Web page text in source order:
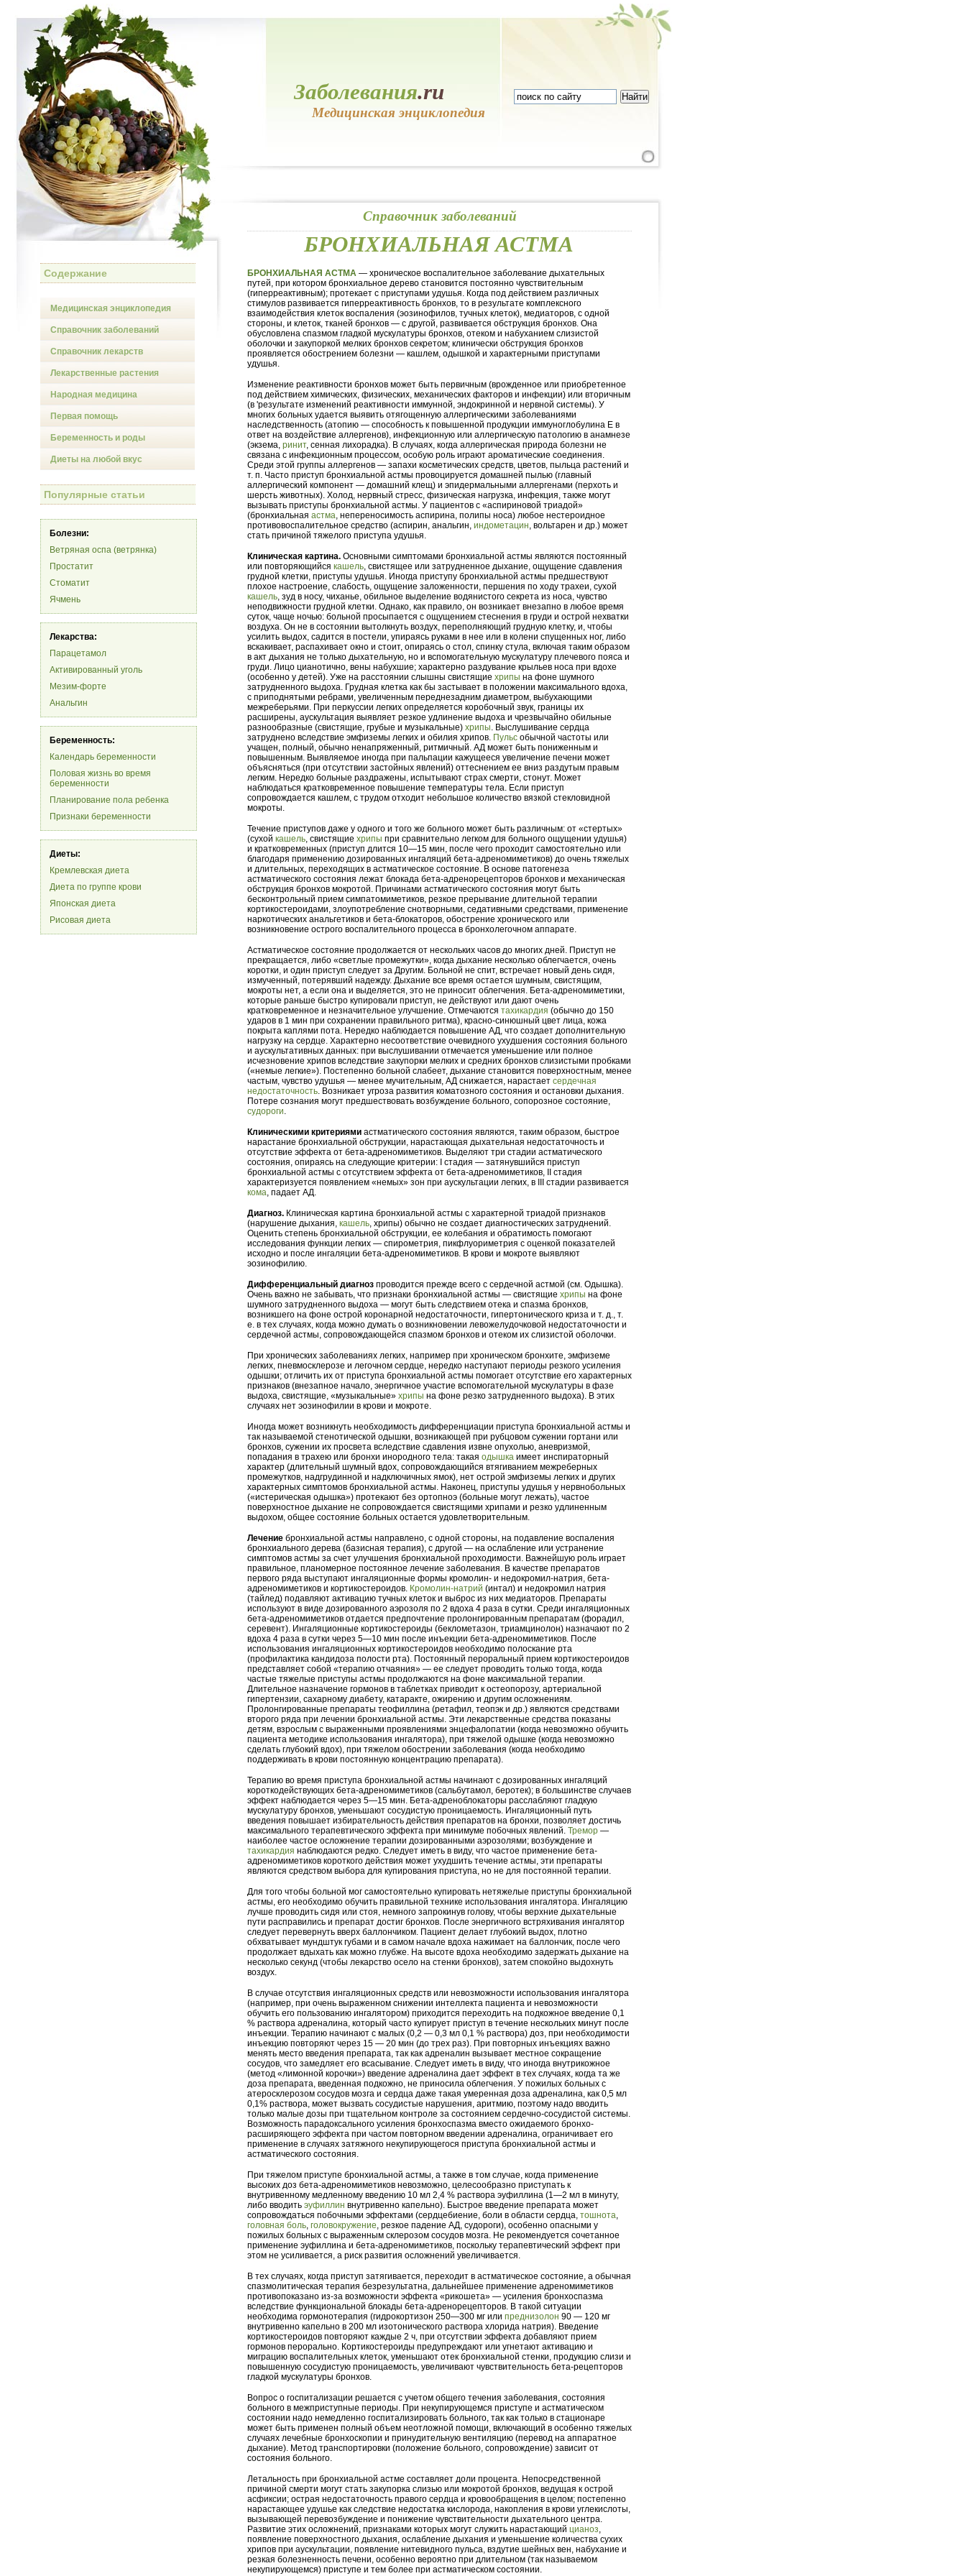
Заболевания.ru
Медицинская энциклопедия
Содержание
Медицинская энциклопедия
Справочник заболеваний
Справочник лекарств
Лекарственные растения
Народная медицина
Первая помощь
Беременность и роды
Диеты на любой вкус
Популярные статьи
Болезни:
Ветряная оспа (ветрянка)
Простатит
Стоматит
Ячмень
Лекарства:
Парацетамол
Активированный уголь
Мезим-форте
Анальгин
Беременность:
Календарь беременности
Половая жизнь во время
беременности
Планирование пола ребенка
Признаки беременности
Диеты:
Кремлевская диета
Диета по группе крови
Японская диета
Рисовая диета
Справочник заболеваний
БРОНХИАЛЬНАЯ АСТМА
БРОНХИАЛЬНАЯ АСТМА — хроническое воспалительное заболевание дыхательных
путей, при котором бронхиальное дерево становится постоянно чувствительным
(гиперреактивным); протекает с приступами удушья. Когда под действием различных
стимулов развивается гиперреактивность бронхов, то в результате комплексного
взаимодействия клеток воспаления (эозинофилов, тучных клеток), медиаторов, с одной
стороны, и клеток, тканей бронхов — с другой, развивается обструкция бронхов. Она
обусловлена спазмом гладкой мускулатуры бронхов, отеком и набуханием слизистой
оболочки и закупоркой мелких бронхов секретом; клинически обструкция бронхов
проявляется обострением болезни — кашлем, одышкой и характерными приступами
удушья.
Изменение реактивности бронхов может быть первичным (врожденное или приобретенное
под действием химических, физических, механических факторов и инфекции) или вторичным
(в 'результате изменений реактивности иммунной, эндокринной и нервной системы). У
многих больных удается выявить отягощенную аллергическими заболеваниями
наследственность (атопию — способность к повышенной продукции иммуноглобулина Е в
ответ на воздействие аллергенов), инфекционную или аллергическую патологию в анамнезе
(экзема, ринит, сенная лихорадка). В случаях, когда аллергическая природа болезни не
связана с инфекционным процессом, особую роль играют ароматические соединения.
Среди этой группы аллергенов — запахи косметических средств, цветов, пыльца растений и
т. п. Часто приступ бронхиальной астмы провоцируется домашней пылью (главный
аллергический компонент — домашний клещ) и эпидермальными аллергенами (перхоть и
шерсть животных). Холод, нервный стресс, физическая нагрузка, инфекция, также могут
вызывать приступы бронхиальной астмы. У пациентов с «аспириновой триадой»
(бронхиальная астма, непереносимость аспирина, полипы носа) любое нестероидное
противовоспалительное средство (аспирин, анальгин, индометацин, вольтарен и др.) может
стать причиной тяжелого приступа удушья.
Клиническая картина. Основными симптомами бронхиальной астмы являются постоянный
или повторяющийся кашель, свистящее или затрудненное дыхание, ощущение сдавления
грудной клетки, приступы удушья. Иногда приступу бронхиальной астмы предшествуют
плохое настроение, слабость, ощущение заложенности, першения по ходу трахеи, сухой
кашель, зуд в носу, чиханье, обильное выделение водянистого секрета из носа, чувство
неподвижности грудной клетки. Однако, как правило, он возникает внезапно в любое время
суток, чаще ночью: больной просыпается с ощущением стеснения в груди и острой нехватки
воздуха. Он не в состоянии вытолкнуть воздух, переполняющий грудную клетку, и, чтобы
усилить выдох, садится в постели, упираясь руками в нее или в колени спущенных ног, либо
вскакивает, распахивает окно и стоит, опираясь о стол, спинку стула, включая таким образом
в акт дыхания не только дыхательную, но и вспомогательную мускулатуру плечевого пояса и
груди. Лицо цианотично, вены набухшие; характерно раздувание крыльев носа при вдохе
(особенно у детей). Уже на расстоянии слышны свистящие хрипы на фоне шумного
затрудненного выдоха. Грудная клетка как бы застывает в положении максимального вдоха,
с приподнятыми ребрами, увеличенным переднезадним диаметром, выбухающими
межреберьями. При перкуссии легких определяется коробочный звук, границы их
расширены, аускультация выявляет резкое удлинение выдоха и чрезвычайно обильные
разнообразные (свистящие, грубые и музыкальные) хрипы. Выслушивание сердца
затруднено вследствие эмфиземы легких и обилия хрипов. Пульс обычной частоты или
учащен, полный, обычно ненапряженный, ритмичный. АД может быть пониженным и
повышенным. Выявляемое иногда при пальпации кажущееся увеличение печени может
объясняться (при отсутствии застойных явлений) оттеснением ее вниз раздутым правым
легким. Нередко больные раздражены, испытывают страх смерти, стонут. Может
наблюдаться кратковременное повышение температуры тела. Если приступ
сопровождается кашлем, с трудом отходит небольшое количество вязкой стекловидной
мокроты.
Течение приступов даже у одного и того же больного может быть различным: от «стертых»
(сухой кашель, свистящие хрипы при сравнительно легком для больного ощущении удушья)
и кратковременных (приступ длится 10—15 мин, после чего проходит самостоятельно или
благодаря применению дозированных ингаляций бета-адреномиметиков) до очень тяжелых
и длительных, переходящих в астматическое состояние. В основе патогенеза
астматического состояния лежат блокада бета-адренорецепторов бронхов и механическая
обструкция бронхов мокротой. Причинами астматического состояния могут быть
бесконтрольный прием симпатомиметиков, резкое прерывание длительной терапии
кортикостероидами, злоупотребление снотворными, седативными средствами, применение
наркотических анальгетиков и бета-блокаторов, обострение хронического или
возникновение острого воспалительного процесса в бронхолегочном аппарате.
Астматическое состояние продолжается от нескольких часов до многих дней. Приступ не
прекращается, либо «светлые промежутки», когда дыхание несколько облегчается, очень
коротки, и один приступ следует за Другим. Больной не спит, встречает новый день сидя,
измученный, потерявший надежду. Дыхание все время остается шумным, свистящим,
мокроты нет, а если она и выделяется, это не приносит облегчения. Бета-адреномиметики,
которые раньше быстро купировали приступ, не действуют или дают очень
кратковременное и незначительное улучшение. Отмечаются тахикардия (обычно до 150
ударов в 1 мин при сохранении правильного ритма), красно-синюшный цвет лица, кожа
покрыта каплями пота. Нередко наблюдается повышение АД, что создает дополнительную
нагрузку на сердце. Характерно несоответствие очевидного ухудшения состояния больного
и аускультативных данных: при выслушивании отмечается уменьшение или полное
исчезновение хрипов вследствие закупорки мелких и средних бронхов слизистыми пробками
(«немые легкие»). Постепенно больной слабеет, дыхание становится поверхностным, менее
частым, чувство удушья — менее мучительным, АД снижается, нарастает сердечная
недостаточность. Возникает угроза развития коматозного состояния и остановки дыхания.
Потере сознания могут предшествовать возбуждение больного, сопорозное состояние,
судороги.
Клиническими критериями астматического состояния являются, таким образом, быстрое
нарастание бронхиальной обструкции, нарастающая дыхательная недостаточность и
отсутствие эффекта от бета-адреномиметиков. Выделяют три стадии астматического
состояния, опираясь на следующие критерии: I стадия — затянувшийся приступ
бронхиальной астмы с отсутствием эффекта от бета-адреномиметиков, II стадия
характеризуется появлением «немых» зон при аускультации легких, в III стадии развивается
кома, падает АД.
Диагноз. Клиническая картина бронхиальной астмы с характерной триадой признаков
(нарушение дыхания, кашель, хрипы) обычно не создает диагностических затруднений.
Оценить степень бронхиальной обструкции, ее колебания и обратимость помогают
исследования функции легких — спирометрия, пикфлуориметрия с оценкой показателей
исходно и после ингаляции бета-адреномиметиков. В крови и мокроте выявляют
эозинофилию.
Дифференциальный диагноз проводится прежде всего с сердечной астмой (см. Одышка).
Очень важно не забывать, что признаки бронхиальной астмы — свистящие хрипы на фоне
шумного затрудненного выдоха — могут быть следствием отека и спазма бронхов,
возникшего на фоне острой коронарной недостаточности, гипертонического криза и т. д., т.
е. в тех случаях, когда можно думать о возникновении левожелудочковой недостаточности и
сердечной астмы, сопровождающейся спазмом бронхов и отеком их слизистой оболочки.
При хронических заболеваниях легких, например при хроническом бронхите, эмфиземе
легких, пневмосклерозе и легочном сердце, нередко наступают периоды резкого усиления
одышки; отличить их от приступа бронхиальной астмы помогает отсутствие его характерных
признаков (внезапное начало, энергичное участие вспомогательной мускулатуры в фазе
выдоха, свистящие, «музыкальные» хрипы на фоне резко затрудненного выдоха). В этих
случаях нет эозинофилии в крови и мокроте.
Иногда может возникнуть необходимость дифференциации приступа бронхиальной астмы и
так называемой стенотической одышки, возникающей при рубцовом сужении гортани или
бронхов, сужении их просвета вследствие сдавления извне опухолью, аневризмой,
попадания в трахею или бронхи инородного тела: такая одышка имеет инспираторный
характер (длительный шумный вдох, сопровождающийся втягиванием межреберных
промежутков, надгрудинной и надключичных ямок), нет острой эмфиземы легких и других
характерных симптомов бронхиальной астмы. Наконец, приступы удушья у нервнобольных
(«истерическая одышка») протекают без ортопноэ (больные могут лежать), частое
поверхностное дыхание не сопровождается свистящими хрипами и резко удлиненным
выдохом, общее состояние больных остается удовлетворительным.
Лечение бронхиальной астмы направлено, с одной стороны, на подавление воспаления
бронхиального дерева (базисная терапия), с другой — на ослабление или устранение
симптомов астмы за счет улучшения бронхиальной проходимости. Важнейшую роль играет
правильное, планомерное постоянное лечение заболевания. В качестве препаратов
первого ряда выступают ингаляционные формы кромолин- и недокромил-натрия, бета-
адреномиметиков и кортикостероидов. Кромолин-натрий (интал) и недокромил натрия
(тайлед) подавляют активацию тучных клеток и выброс из них медиаторов. Препараты
используют в виде дозированного аэрозоля по 2 вдоха 4 раза в сутки. Среди ингаляционных
бета-адреномиметиков отдается предпочтение пролонгированным препаратам (форадил,
серевент). Ингаляционные кортикостероиды (беклометазон, триамцинолон) назначают по 2
вдоха 4 раза в сутки через 5—10 мин после инъекции бета-адреномиметиков. После
использования ингаляционных кортикостероидов необходимо полоскание рта
(профилактика кандидоза полости рта). Постоянный пероральный прием кортикостероидов
представляет собой «терапию отчаяния» — ее следует проводить только тогда, когда
частые тяжелые приступы астмы продолжаются на фоне максимальной терапии.
Длительное назначение гормонов в таблетках приводит к остеопорозу, артериальной
гипертензии, сахарному диабету, катаракте, ожирению и другим осложнениям.
Пролонгированные препараты теофиллина (ретафил, теопэк и др.) являются средствами
второго ряда при лечении бронхиальной астмы. Эти лекарственные средства показаны
детям, взрослым с выраженными проявлениями энцефалопатии (когда невозможно обучить
пациента методике использования ингалятора), при тяжелой одышке (когда невозможно
сделать глубокий вдох), при тяжелом обострении заболевания (когда необходимо
поддерживать в крови постоянную концентрацию препарата).
Терапию во время приступа бронхиальной астмы начинают с дозированных ингаляций
короткодействующих бета-адреномиметиков (сальбутамол, беротек); в большинстве случаев
эффект наблюдается через 5—15 мин. Бета-адреноблокаторы расслабляют гладкую
мускулатуру бронхов, уменьшают сосудистую проницаемость. Ингаляционный путь
введения повышает избирательность действия препаратов на бронхи, позволяет достичь
максимального терапевтического эффекта при минимуме побочных явлений. Тремор —
наиболее частое осложнение терапии дозированными аэрозолями; возбуждение и
тахикардия наблюдаются редко. Следует иметь в виду, что частое применение бета-
адреномиметиков короткого действия может ухудшить течение астмы, эти препараты
являются средством выбора для купирования приступа, но не для постоянной терапии.
Для того чтобы больной мог самостоятельно купировать нетяжелые приступы бронхиальной
астмы, его необходимо обучить правильной технике использования ингалятора. Ингаляцию
лучше проводить сидя или стоя, немного запрокинув голову, чтобы верхние дыхательные
пути расправились и препарат достиг бронхов. После энергичного встряхивания ингалятор
следует перевернуть вверх баллончиком. Пациент делает глубокий выдох, плотно
обхватывает мундштук губами и в самом начале вдоха нажимает на баллончик, после чего
продолжает вдыхать как можно глубже. На высоте вдоха необходимо задержать дыхание на
несколько секунд (чтобы лекарство осело на стенки бронхов), затем спокойно выдохнуть
воздух.
В случае отсутствия ингаляционных средств или невозможности использования ингалятора
(например, при очень выраженном снижении интеллекта пациента и невозможности
обучить его пользованию ингалятором) приходится переходить на подкожное введение 0,1
% раствора адреналина, который часто купирует приступ в течение нескольких минут после
инъекции. Терапию начинают с малых (0,2 — 0,3 мл 0,1 % раствора) доз, при необходимости
инъекцию повторяют через 15 — 20 мин (до трех раз). При повторных инъекциях важно
менять место введения препарата, так как адреналин вызывает местное сокращение
сосудов, что замедляет его всасывание. Следует иметь в виду, что иногда внутрикожное
(метод «лимонной корочки») введение адреналина дает эффект в тех случаях, когда та же
доза препарата, введенная подкожно, не приносила облегчения. У пожилых больных с
атеросклерозом сосудов мозга и сердца даже такая умеренная доза адреналина, как 0,5 мл
0,1% раствора, может вызвать сосудистые нарушения, аритмию, поэтому надо вводить
только малые дозы при тщательном контроле за состоянием сердечно-сосудистой системы.
Возможность парадоксального усиления бронхоспазма вместо ожидаемого бронхо-
расширяющего эффекта при частом повторном введении адреналина, ограничивает его
применение в случаях затяжного некупирующегося приступа бронхиальной астмы и
астматического состояния.
При тяжелом приступе бронхиальной астмы, а также в том случае, когда применение
высоких доз бета-адреномиметиков невозможно, целесообразно приступать к
внутривенному медленному введению 10 мл 2,4 % раствора эуфиллина (1—2 мл в минуту,
либо вводить эуфиллин внутривенно капельно). Быстрое введение препарата может
сопровождаться побочными эффектами (сердцебиение, боли в области сердца, тошнота,
головная боль, головокружение, резкое падение АД, судороги), особенно опасными у
пожилых больных с выраженным склерозом сосудов мозга. Не рекомендуется сочетанное
применение эуфиллина и бета-адреномиметиков, поскольку терапевтический эффект при
этом не усиливается, а риск развития осложнений увеличивается.
В тех случаях, когда приступ затягивается, переходит в астматическое состояние, а обычная
спазмолитическая терапия безрезультатна, дальнейшее применение адреномиметиков
противопоказано из-за возможности эффекта «рикошета» — усиления бронхоспазма
вследствие функциональной блокады бета-адренорецепторов. В такой ситуации
необходима гормонотерапия (гидрокортизон 250—300 мг или преднизолон 90 — 120 мг
внутривенно капельно в 200 мл изотонического раствора хлорида натрия). Введение
кортикостероидов повторяют каждые 2 ч, при отсутствии эффекта добавляют прием
гормонов перорально. Кортикостероиды предупреждают или угнетают активацию и
миграцию воспалительных клеток, уменьшают отек бронхиальной стенки, продукцию слизи и
повышенную сосудистую проницаемость, увеличивают чувствительность бета-рецепторов
гладкой мускулатуры бронхов.
Вопрос о госпитализации решается с учетом общего течения заболевания, состояния
больного в межприступные периоды. При некупирующемся приступе и астматическом
состоянии надо немедленно госпитализировать больного, так как только в стационаре
может быть применен полный объем неотложной помощи, включающий в особенно тяжелых
случаях лечебные бронхоскопии и принудительную вентиляцию (перевод на аппаратное
дыхание). Метод транспортировки (положение больного, сопровождение) зависит от
состояния больного.
Летальность при бронхиальной астме составляет доли процента. Непосредственной
причиной смерти могут стать закупорка слизью или мокротой бронхов, ведущая к острой
асфиксии; острая недостаточность правого сердца и кровообращения в целом; постепенно
нарастающее удушье как следствие недостатка кислорода, накопления в крови углекислоты,
вызывающей перевозбуждение и понижение чувствительности дыхательного центра.
Развитие этих осложнений, признаками которых могут служить нарастающий цианоз,
появление поверхностного дыхания, ослабление дыхания и уменьшение количества сухих
хрипов при аускультации, появление нитевидного пульса, вздутие шейных вен, набухание и
резкая болезненность печени, особенно вероятно при длительном (так называемом
некупирующемся) приступе и тем более при астматическом состоянии.